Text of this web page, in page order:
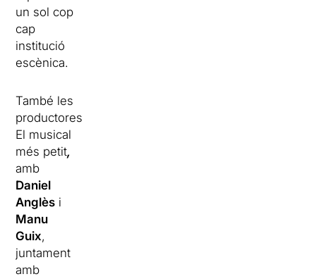
un sol cop
cap
institució
escènica.
També les
productores
El musical
més petit,
amb
Daniel
Anglès i
Manu
Guix,
juntament
amb